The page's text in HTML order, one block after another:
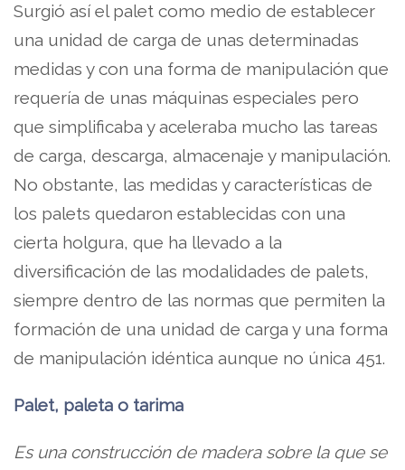
Surgió así el palet como medio de establecer
una unidad de carga de unas determinadas
medidas y con una forma de manipulación que
requería de unas máquinas especiales pero
que simplificaba y aceleraba mucho las tareas
de carga, descarga, almacenaje y manipulación.
No obstante, las medidas y características de
los palets quedaron establecidas con una
cierta holgura, que ha llevado a la
diversificación de las modalidades de palets,
siempre dentro de las normas que permiten la
formación de una unidad de carga y una forma
de manipulación idéntica aunque no única 451.
Palet, paleta o tarima
Es una construcción de madera sobre la que se